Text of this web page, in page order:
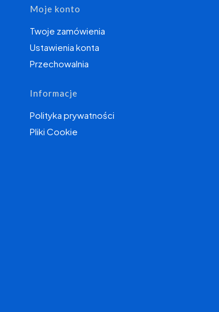
Moje konto
Twoje zamówienia
Ustawienia konta
Przechowalnia
Informacje
Polityka prywatności
Pliki Cookie